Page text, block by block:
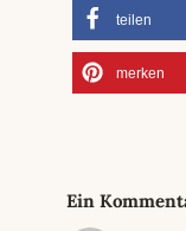
teilen
merken
Ein